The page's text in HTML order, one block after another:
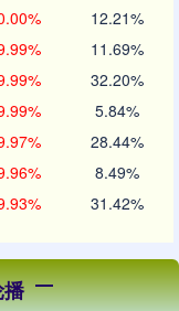
12.21%
11.69%
32.20%
5.84%
28.44%
8.49%
31.42%